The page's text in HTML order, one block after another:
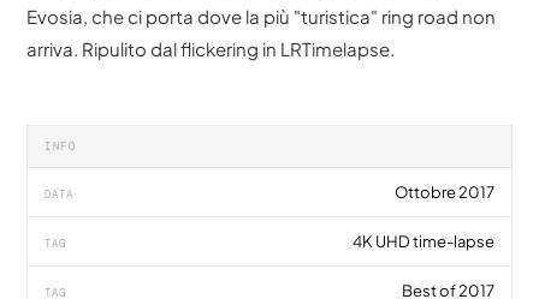
Evosia, che ci porta dove la più "turistica" ring road non
arriva. Ripulito dal flickering in LRTimelapse.
INFO
DATA Ottobre 2017
TAG 4K UHD time-lapse
TAG Best of 2017